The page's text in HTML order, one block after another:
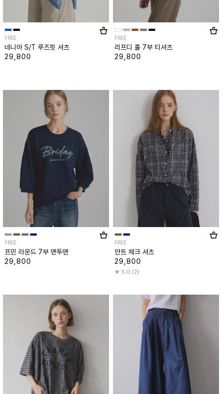
FREE
네니아 S/T 루즈핏 셔츠
29,800
FREE
리프디 훌 7부 티셔츠
29,800
FREE
프민 라운드 7부 맨투맨
29,800
FREE
얀트 체크 셔츠
29,800
5.0 (2)